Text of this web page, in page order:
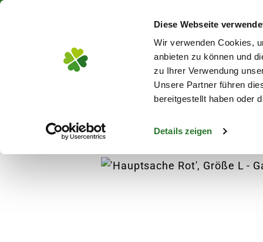
Diese Webseite
Wir verwenden Cookies,
anbieten zu können und
zu Ihrer Verwendung
Unsere Partner führen
bereitgestellt haben oder
Details zeigen
Blumen
Blumen Blumensorten 'Hauptsache Rot',